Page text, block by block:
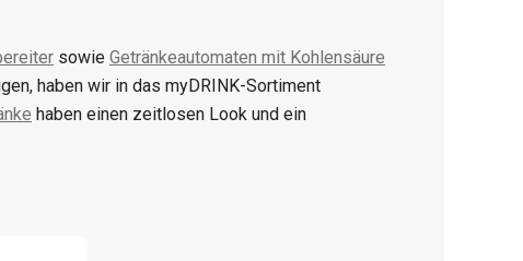
sowie Getränkeautomaten mit Kohlensäure
haben wir in das myDRINK-Sortiment
haben einen zeitlosen Look und ein